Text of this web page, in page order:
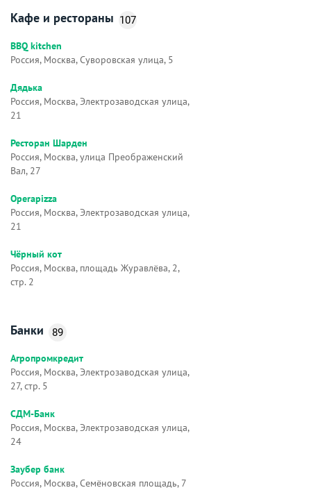
Кафе и рестораны 107
BBQ kitchen
Россия, Москва, Суворовская улица, 5
Дядька
Россия, Москва, Электрозаводская улица,
21
Ресторан Шарден
Россия, Москва, улица Преображенский
Вал, 27
Operapizza
Россия, Москва, Электрозаводская улица,
21
Чёрный кот
Россия, Москва, площадь Журавлёва, 2,
стр. 2
Банки 89
Агропромкредит
Россия, Москва, Электрозаводская улица,
27, стр. 5
СДМ-Банк
Россия, Москва, Электрозаводская улица,
24
Заубер банк
Россия, Москва, Семёновская площадь, 7